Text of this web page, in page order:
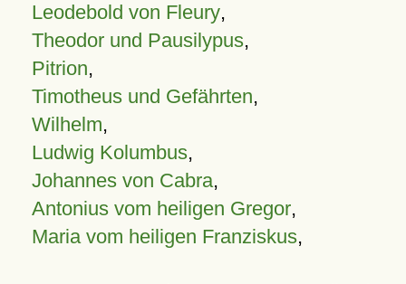
Leodebold von Fleury,
Theodor und Pausilypus,
Pitrion,
Timotheus und Gefährten,
Wilhelm,
Ludwig Kolumbus,
Johannes von Cabra,
Antonius vom heiligen Gregor,
Maria vom heiligen Franziskus,